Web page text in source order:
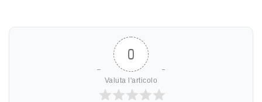
0
Valuta l'articolo